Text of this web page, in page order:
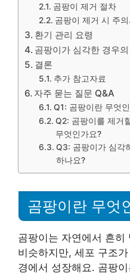
곰팡이 제거 절차
곰팡이 제거 시 주
환기 관리 요령
곰팡이가 심각한 경우
결론
추가 참고자료
자주 묻는 질문 Q&A
Q1: 곰팡이란 무엇
Q2: 곰팡이를 제거
무엇인가요?
Q3: 곰팡이가 심각
하나요?
곰팡이란 무엇
곰팡이는 자연에서 흔
비슷하지만, 세포 구조
경에서 성장해요. 곰팡